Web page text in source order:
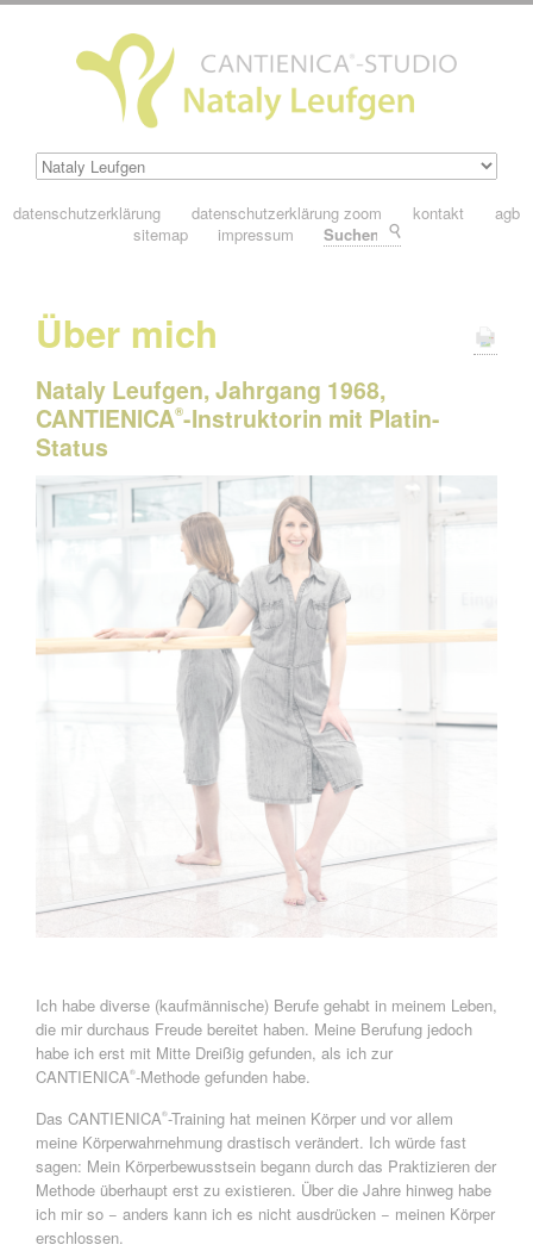
datenschutzerklärung datenschutzerklärung zoom kontakt
agb
sitemap
impressum
Über mich
Nataly Leufgen, Jahrgang 1968,
CANTIENICA®-Instruktorin mit Platin-
Status
Ich habe diverse (kaufmännische) Berufe gehabt in meinem Leben,
die mir durchaus Freude bereitet haben. Meine Berufung jedoch
habe ich erst mit Mitte Dreißig gefunden, als ich zur
CANTIENICA®-Methode gefunden habe.
Das CANTIENICA®-Training hat meinen Körper und vor allem
meine Körperwahrnehmung drastisch verändert. Ich würde fast
sagen: Mein Körperbewusstsein begann durch das Praktizieren der
Methode überhaupt erst zu existieren. Über die Jahre hinweg habe
ich mir so − anders kann ich es nicht ausdrücken − meinen Körper
erschlossen.